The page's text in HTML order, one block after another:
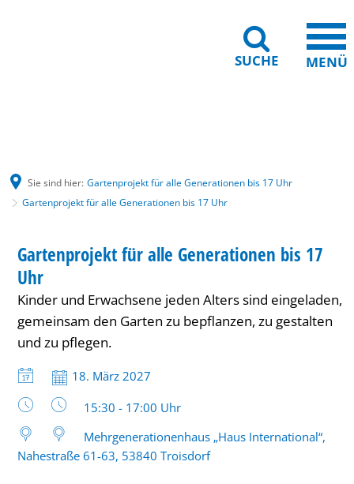
SUCHE MENÜ
Sie sind hier: Gartenprojekt für alle Generationen bis 17 Uhr
Gartenprojekt für alle Generationen bis 17 Uhr
für
alle
Generationen
bis
Uhr
KATEGORIE: HAUS INTERNATIONAL
Gartenprojekt für alle Generationen bis 17
Uhr
Kinder und Erwachsene jeden Alters sind eingeladen,
gemeinsam den Garten zu bepflanzen, zu gestalten
und zu pflegen.
Datum:
18. März 2027
Uhrzeit:
15:30 - 17:00 Uhr
Mehrgenerationenhaus „Haus International“,
Nahestraße 61-63, 53840 Troisdorf